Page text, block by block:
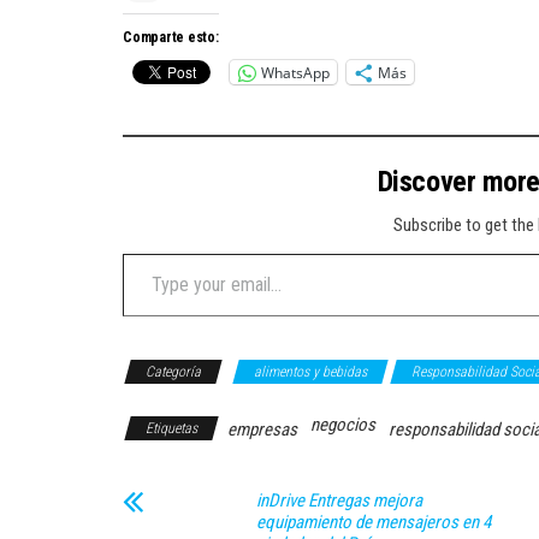
Comparte esto:
WhatsApp Más
Discover
Subscribe to get
Type your email…
Categoría alimentos y bebidas Responsabilidad
Etiquetas empresas negocios responsabilidad
inDrive Entregas mejora
equipamiento de mensajeros en 4